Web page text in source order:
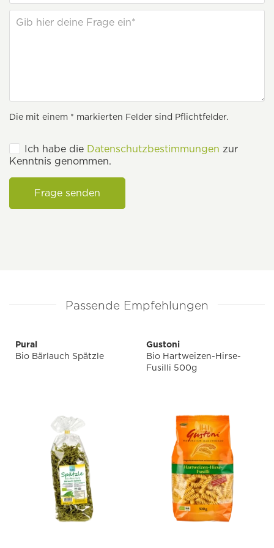
Die mit einem * markierten Felder sind Pflichtfelder.
Ich habe die Datenschutzbestimmungen zur
Kenntnis genommen.
Frage senden
Passende Empfehlungen
Pural
Bio Bärlauch Spätzle
Gustoni
Bio Hartweizen-Hirse-
Fusilli 500g